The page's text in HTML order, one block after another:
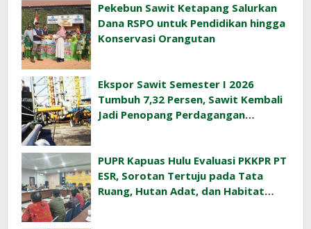
Pekebun Sawit Ketapang Salurkan
Dana RSPO untuk Pendidikan hingga
Konservasi Orangutan
Ekspor Sawit Semester I 2026
Tumbuh 7,32 Persen, Sawit Kembali
Jadi Penopang Perdagangan
PUPR Kapuas Hulu Evaluasi PKKPR PT
ESR, Sorotan Tertuju pada Tata
Ruang, Hutan Adat, dan Habitat